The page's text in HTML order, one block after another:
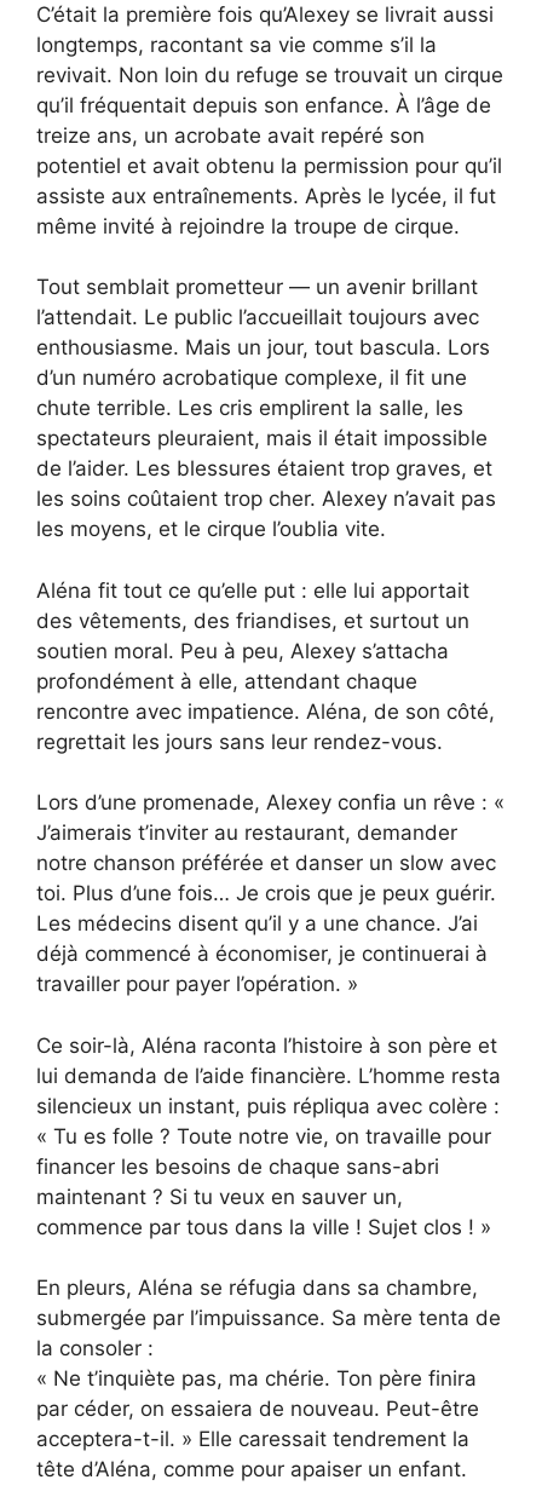
C’était la première fois qu’Alexey se livrait aussi
longtemps, racontant sa vie comme s’il la
revivait. Non loin du refuge se trouvait un cirque
qu’il fréquentait depuis son enfance. À l’âge de
treize ans, un acrobate avait repéré son
potentiel et avait obtenu la permission pour qu’il
assiste aux entraînements. Après le lycée, il fut
même invité à rejoindre la troupe de cirque.
Tout semblait prometteur — un avenir brillant
l’attendait. Le public l’accueillait toujours avec
enthousiasme. Mais un jour, tout bascula. Lors
d’un numéro acrobatique complexe, il fit une
chute terrible. Les cris emplirent la salle, les
spectateurs pleuraient, mais il était impossible
de l’aider. Les blessures étaient trop graves, et
les soins coûtaient trop cher. Alexey n’avait pas
les moyens, et le cirque l’oublia vite.
Aléna fit tout ce qu’elle put : elle lui apportait
des vêtements, des friandises, et surtout un
soutien moral. Peu à peu, Alexey s’attacha
profondément à elle, attendant chaque
rencontre avec impatience. Aléna, de son côté,
regrettait les jours sans leur rendez-vous.
Lors d’une promenade, Alexey confia un rêve : «
J’aimerais t’inviter au restaurant, demander
notre chanson préférée et danser un slow avec
toi. Plus d’une fois… Je crois que je peux guérir.
Les médecins disent qu’il y a une chance. J’ai
déjà commencé à économiser, je continuerai à
travailler pour payer l’opération. »
Ce soir-là, Aléna raconta l’histoire à son père et
lui demanda de l’aide financière. L’homme resta
silencieux un instant, puis répliqua avec colère :
« Tu es folle ? Toute notre vie, on travaille pour
financer les besoins de chaque sans-abri
maintenant ? Si tu veux en sauver un,
commence par tous dans la ville ! Sujet clos ! »
En pleurs, Aléna se réfugia dans sa chambre,
submergée par l’impuissance. Sa mère tenta de
la consoler :
« Ne t’inquiète pas, ma chérie. Ton père finira
par céder, on essaiera de nouveau. Peut-être
acceptera-t-il. » Elle caressait tendrement la
tête d’Aléna, comme pour apaiser un enfant.